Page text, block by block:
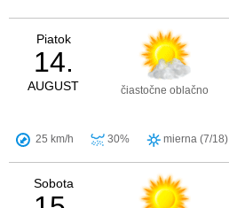
Piatok
14.
AUGUST čiastočne oblačno
25 km/h 30% mierna (7/18)
Sobota